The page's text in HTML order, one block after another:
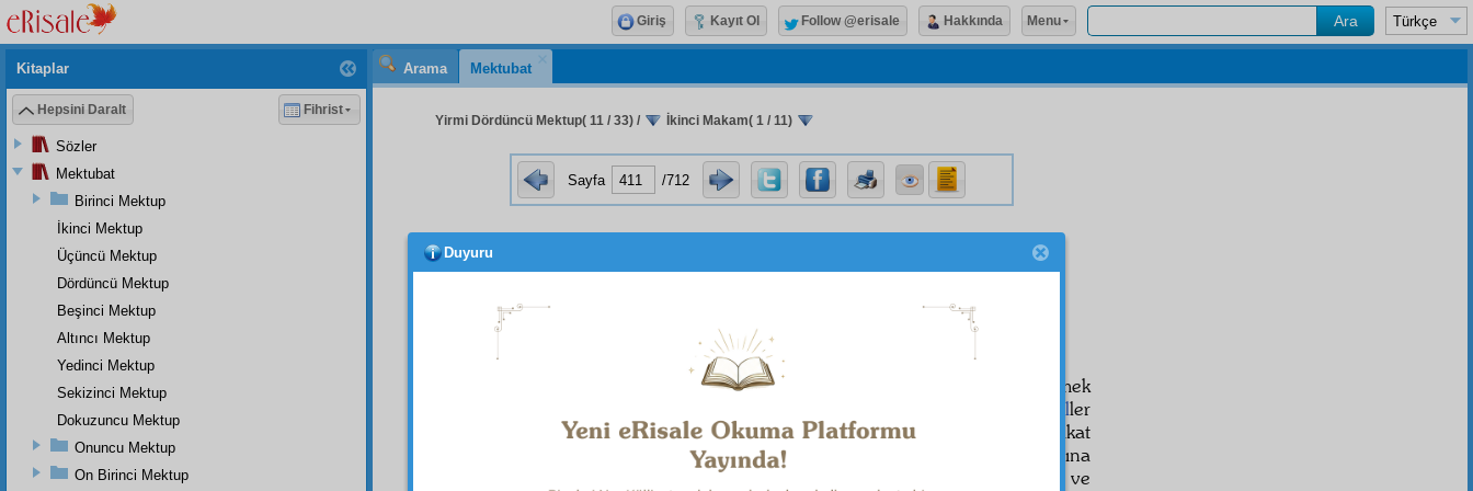
Arama Mektubat
Yirmi Dördüncü Mektup( 11 / 33) / İkinci Makam( 1 / 11)
Sayfa /712
İkinciMakam
, Beş İşarettir.
MukaddimeİkiMebhas
Bu gelecek Beş İşarette,
etmek
temsiller
şuûnât-ı rububiyetin hakikatini tutamaz,ihata edemez,mikyas
olamaz; fakat
ta ve geçen şuûnâtına
in kusuruna aittir. Meselâ, lezzet ve
ve
Kitaplar
Hepsini Daralt Fihrist
Sözler
Mektubat
Birinci Mektup
İkinci Mektup
Üçüncü Mektup
Dördüncü Mektup
Beşinci Mektup
Altıncı Mektup
Yedinci Mektup
Sekizinci Mektup
Dokuzuncu Mektup
Onuncu Mektup
On Birinci Mektup
Giriş Kayıt Ol Follow @erisale Hakkında Menu
Duyuru